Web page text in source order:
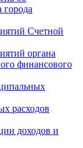
Счетной
органа
финансового
расходов
доходов и